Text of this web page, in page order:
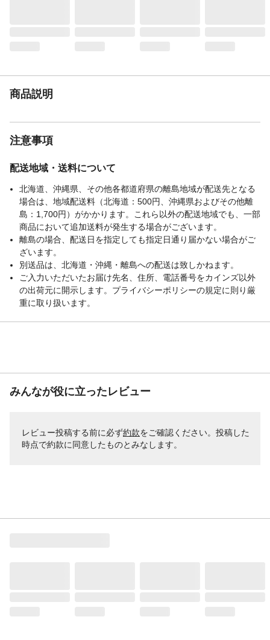
商品説明
注意事項
配送地域・送料について
北海道、沖縄県、その他各都道府県の離島地域が配送先となる
場合は、地域配送料（北海道：500円、沖縄県およびその他離
島：1,700円）がかかります。これら以外の配送地域でも、一部
商品において追加送料が発生する場合がございます。
離島の場合、配送日を指定しても指定日通り届かない場合がご
ざいます。
別送品は、北海道・沖縄・離島への配送は致しかねます。
ご入力いただいたお届け先名、住所、電話番号をカインズ以外
の出荷元に開示します。プライバシーポリシーの規定に則り厳
重に取り扱います。
みんなが役に立ったレビュー
レビュー投稿する前に必ず約款をご確認ください。投稿した
時点で約款に同意したものとみなします。